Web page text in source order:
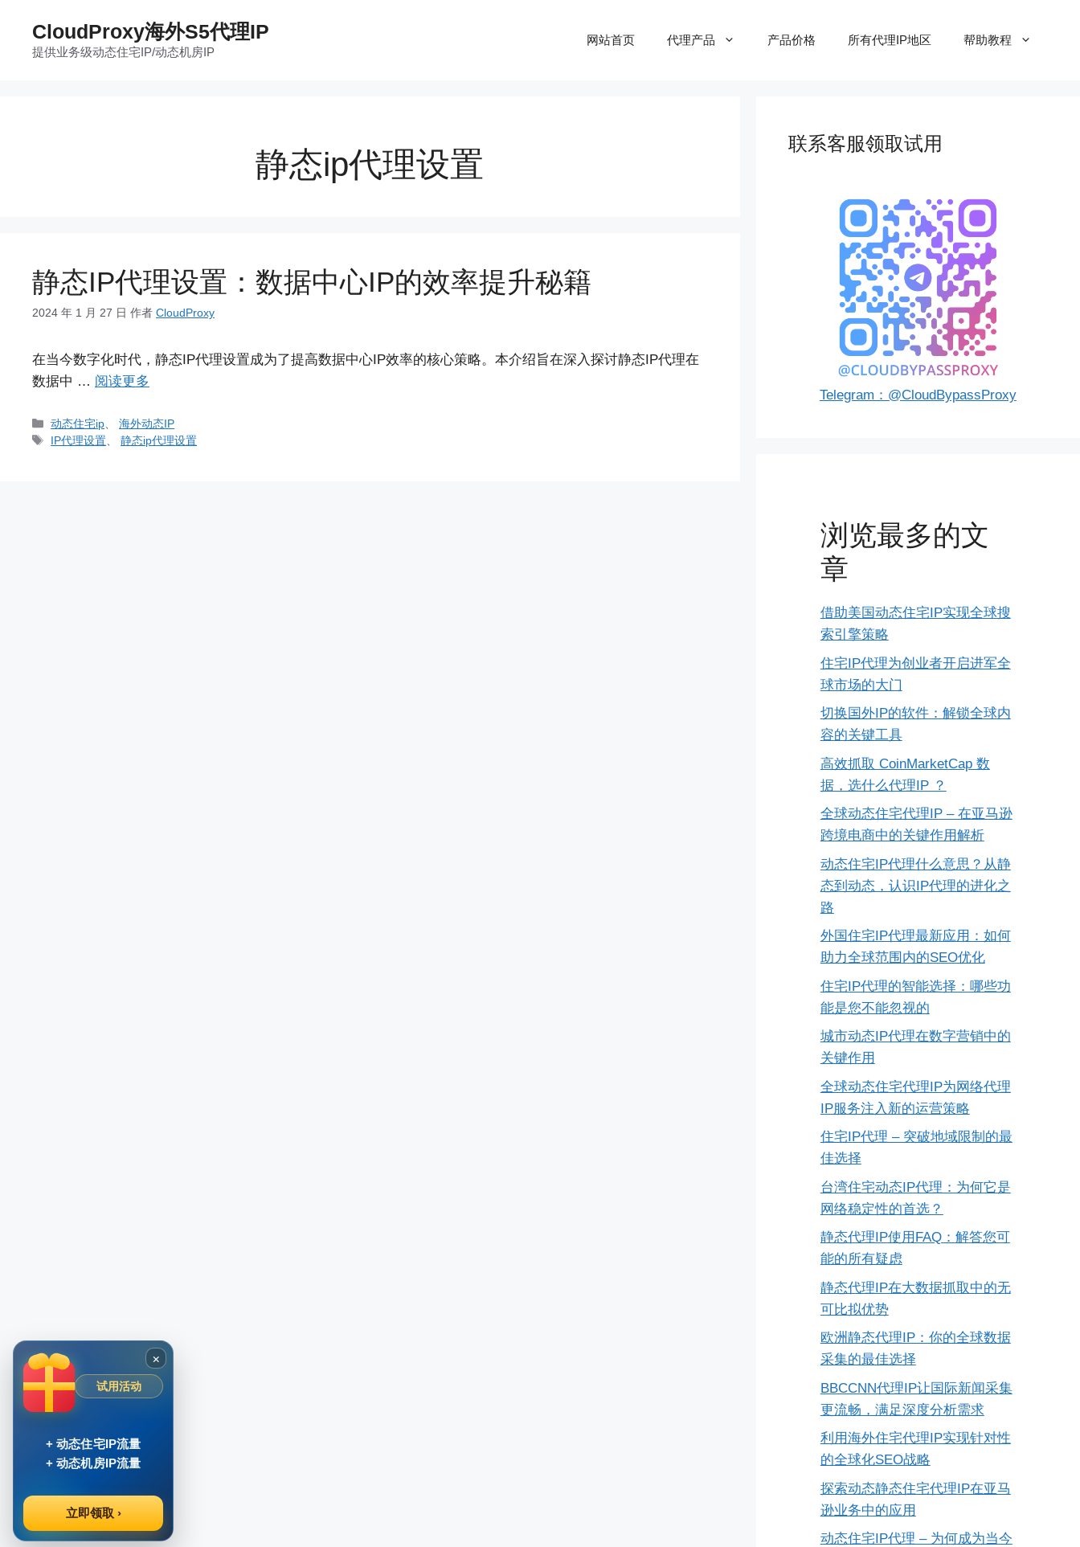
CloudProxy海外S5代理IP
提供业务级动态住宅IP/动态机房IP
网站首页 代理产品 产品价格 所有代理IP地区 帮助教程
静态ip代理设置
静态IP代理设置：数据中心IP的效率提升秘籍
2024 年 1 月 27 日 作者 CloudProxy
在当今数字化时代，静态IP代理设置成为了提高数据中心IP效率的核心策略。本介绍旨在深入探讨静态IP代理在
数据中 … 阅读更多
分
类
动态住宅ip 、海外动态IP
标
IP代理设置 、静态ip代理设置
联系客服领取试用
Telegram：@CloudBypassProxy
浏览最多的文
章
借助美国动态住宅IP实现全球搜
索引擎策略
住宅IP代理为创业者开启进军全
球市场的大门
切换国外IP的软件：解锁全球内
容的关键工具
高效抓取 CoinMarketCap 数
据，选什么代理IP ？
全球动态住宅代理IP – 在亚马逊
跨境电商中的关键作用解析
动态住宅IP代理什么意思？从静
态到动态，认识IP代理的进化之
路
外国住宅IP代理最新应用：如何
助力全球范围内的SEO优化
住宅IP代理的智能选择：哪些功
能是您不能忽视的
城市动态IP代理在数字营销中的
关键作用
全球动态住宅代理IP为网络代理
IP服务注入新的运营策略
住宅IP代理 – 突破地域限制的最
佳选择
台湾住宅动态IP代理：为何它是
网络稳定性的首选？
静态代理IP使用FAQ：解答您可
能的所有疑虑
静态代理IP在大数据抓取中的无
可比拟优势
欧洲静态代理IP：你的全球数据
采集的最佳选择
BBCCNN代理IP让国际新闻采集
更流畅，满足深度分析需求
利用海外住宅代理IP实现针对性
的全球化SEO战略
探索动态静态住宅代理IP在亚马
逊业务中的应用
动态住宅IP代理 – 为何成为当今
×
试用活动
+ 动态住宅IP流量
+ 动态机房IP流量
立即领取 ›